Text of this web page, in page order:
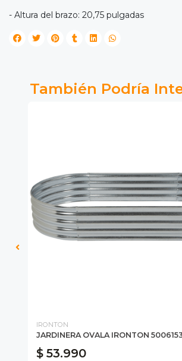
- Altura del brazo: 20,75 pulgadas
También Podría
IRONTON
JARDINERA OVALA IRONTON
$ 53.990